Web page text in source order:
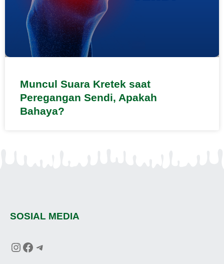
Muncul Suara Kretek saat
Peregangan Sendi, Apakah
Bahaya?
SOSIAL MEDIA